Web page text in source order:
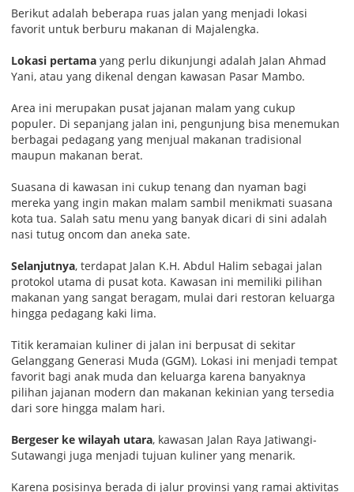
Berikut adalah beberapa ruas jalan yang menjadi lokasi
favorit untuk berburu makanan di Majalengka.
Lokasi pertama yang perlu dikunjungi adalah Jalan Ahmad
Yani, atau yang dikenal dengan kawasan Pasar Mambo.
Area ini merupakan pusat jajanan malam yang cukup
populer. Di sepanjang jalan ini, pengunjung bisa menemukan
berbagai pedagang yang menjual makanan tradisional
maupun makanan berat.
Suasana di kawasan ini cukup tenang dan nyaman bagi
mereka yang ingin makan malam sambil menikmati suasana
kota tua. Salah satu menu yang banyak dicari di sini adalah
nasi tutug oncom dan aneka sate.
Selanjutnya, terdapat Jalan K.H. Abdul Halim sebagai jalan
protokol utama di pusat kota. Kawasan ini memiliki pilihan
makanan yang sangat beragam, mulai dari restoran keluarga
hingga pedagang kaki lima.
Titik keramaian kuliner di jalan ini berpusat di sekitar
Gelanggang Generasi Muda (GGM). Lokasi ini menjadi tempat
favorit bagi anak muda dan keluarga karena banyaknya
pilihan jajanan modern dan makanan kekinian yang tersedia
dari sore hingga malam hari.
Bergeser ke wilayah utara, kawasan Jalan Raya Jatiwangi-
Sutawangi juga menjadi tujuan kuliner yang menarik.
Karena posisinya berada di jalur provinsi yang ramai aktivitas